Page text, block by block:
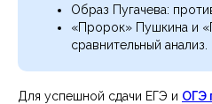
Образ Пугачева:
«Пророк» Пушкина и
сравнительный анализ.
Для успешной сдачи ЕГЭ и ОГЭ